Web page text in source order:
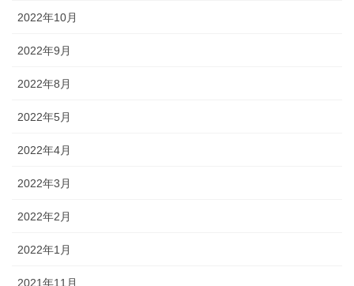
2022年10月
2022年9月
2022年8月
2022年5月
2022年4月
2022年3月
2022年2月
2022年1月
2021年11月